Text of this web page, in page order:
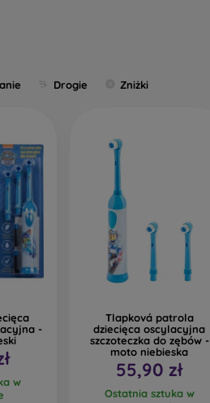
Drogie Zniżki
-
w
Tlapková patrola
dziecięca oscylacyjna
szczoteczka do zębów -
moto niebieska
55,90 zł
Ostatnia sztuka w